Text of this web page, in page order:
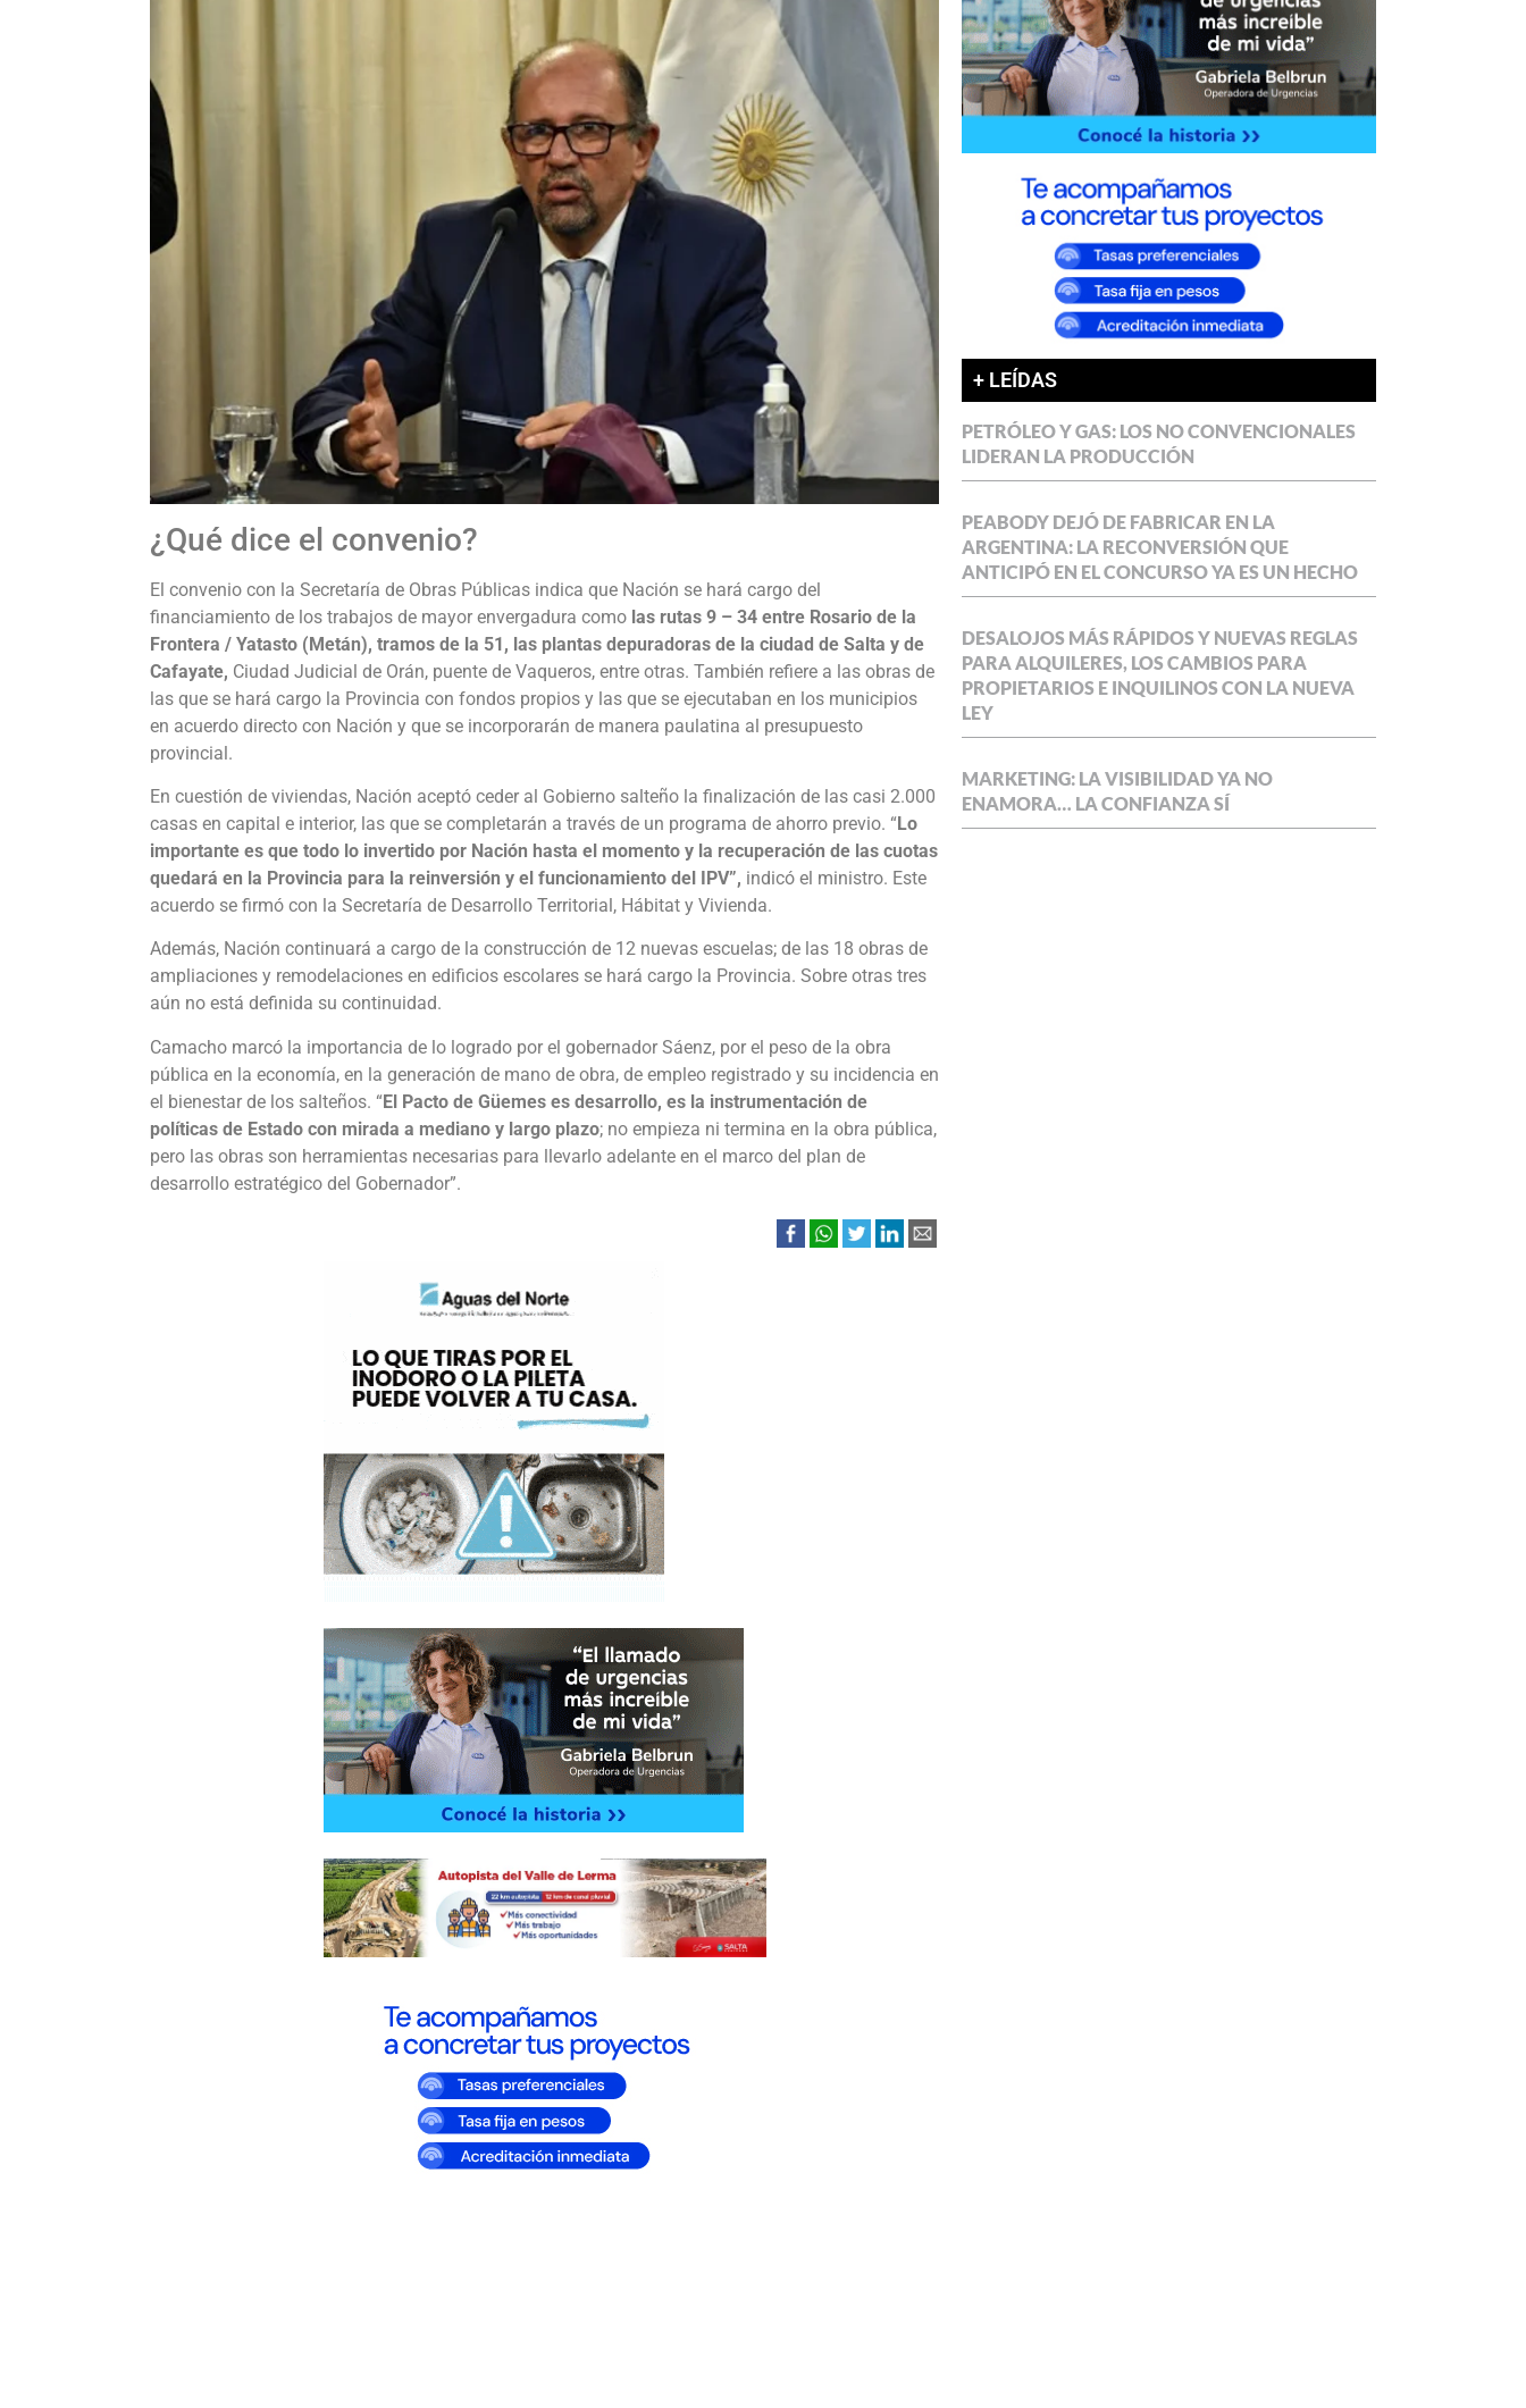
¿Qué dice el convenio?
El convenio con la Secretaría de Obras Públicas indica que Nación se hará cargo del
financiamiento de los trabajos de mayor envergadura como las rutas 9 – 34 entre Rosario de la
Frontera / Yatasto (Metán), tramos de la 51, las plantas depuradoras de la ciudad de Salta y de
Cafayate, Ciudad Judicial de Orán, puente de Vaqueros, entre otras. También refiere a las obras de
las que se hará cargo la Provincia con fondos propios y las que se ejecutaban en los municipios
en acuerdo directo con Nación y que se incorporarán de manera paulatina al presupuesto
provincial.
En cuestión de viviendas, Nación aceptó ceder al Gobierno salteño la finalización de las casi 2.000
casas en capital e interior, las que se completarán a través de un programa de ahorro previo. “Lo
importante es que todo lo invertido por Nación hasta el momento y la recuperación de las cuotas
quedará en la Provincia para la reinversión y el funcionamiento del IPV”, indicó el ministro. Este
acuerdo se firmó con la Secretaría de Desarrollo Territorial, Hábitat y Vivienda.
Además, Nación continuará a cargo de la construcción de 12 nuevas escuelas; de las 18 obras de
ampliaciones y remodelaciones en edificios escolares se hará cargo la Provincia. Sobre otras tres
aún no está definida su continuidad.
Camacho marcó la importancia de lo logrado por el gobernador Sáenz, por el peso de la obra
pública en la economía, en la generación de mano de obra, de empleo registrado y su incidencia en
el bienestar de los salteños. “El Pacto de Güemes es desarrollo, es la instrumentación de
políticas de Estado con mirada a mediano y largo plazo; no empieza ni termina en la obra pública,
pero las obras son herramientas necesarias para llevarlo adelante en el marco del plan de
desarrollo estratégico del Gobernador”.
+ LEÍDAS
PETRÓLEO Y GAS: LOS NO CONVENCIONALES
LIDERAN LA PRODUCCIÓN
PEABODY DEJÓ DE FABRICAR EN LA
ARGENTINA: LA RECONVERSIÓN QUE
ANTICIPÓ EN EL CONCURSO YA ES UN HECHO
DESALOJOS MÁS RÁPIDOS Y NUEVAS REGLAS
PARA ALQUILERES, LOS CAMBIOS PARA
PROPIETARIOS E INQUILINOS CON LA NUEVA
LEY
MARKETING: LA VISIBILIDAD YA NO
ENAMORA… LA CONFIANZA SÍ